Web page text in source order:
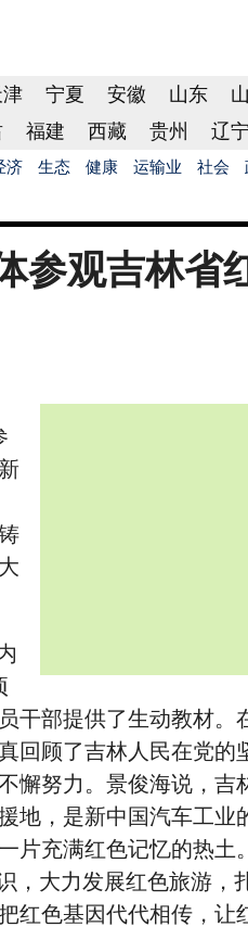
津 宁夏 安徽 山东
福建 西藏 贵州 辽宁
济 生态 健康 运输业 社会
参观吉林省
干部提供了生动教材。
回顾了吉林人民在党的
懈努力。景俊海说，吉
地，是新中国汽车工业
片充满红色记忆的热土
，大力发展红色旅游，
红色基因代代相传，让